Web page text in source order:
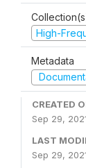
High-
Metadata
CREATED
Sep 29,
LAST
Sep 29,